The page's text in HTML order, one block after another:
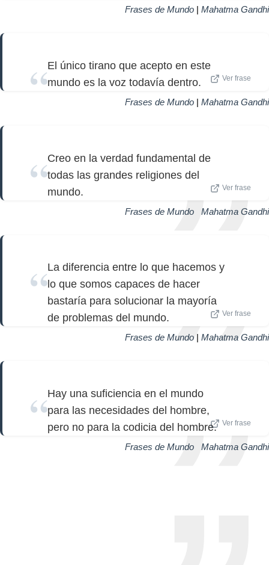
Frases de Mundo | Mahatma Gandhi
El único tirano que acepto en este
mundo es la voz todavía dentro.
Ver frase
Frases de Mundo | Mahatma Gandhi
Creo en la verdad fundamental de
todas las grandes religiones del
mundo.
Ver frase
Frases de Mundo Mahatma Gandhi
La diferencia entre lo que hacemos y
lo que somos capaces de hacer
bastaría para solucionar la mayoría
de problemas del mundo.
Ver frase
Frases de Mundo | Mahatma Gandhi
Hay una suficiencia en el mundo
para las necesidades del hombre,
pero no para la codicia del hombre.
Ver frase
Frases de Mundo Mahatma Gandhi